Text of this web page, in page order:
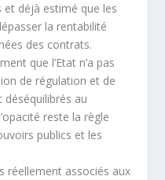
et déjà estimé que les
la rentabilité
des contrats.
que l’Etat n’a pas
de régulation et de
au
reste la règle
publics et les
réellement associés aux